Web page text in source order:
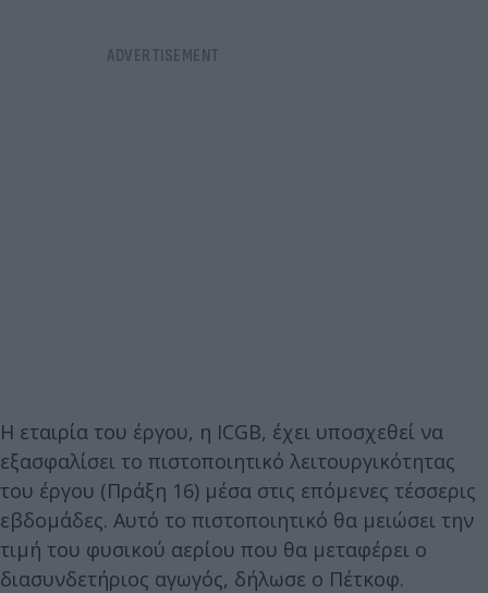
Η εταιρία του έργου, η ICGB, έχει υποσχεθεί να
εξασφαλίσει το πιστοποιητικό λειτουργικότητας
του έργου (Πράξη 16) μέσα στις επόμενες τέσσερις
εβδομάδες. Αυτό το πιστοποιητικό θα μειώσει την
τιμή του φυσικού αερίου που θα μεταφέρει ο
διασυνδετήριος αγωγός, δήλωσε ο Πέτκοφ.